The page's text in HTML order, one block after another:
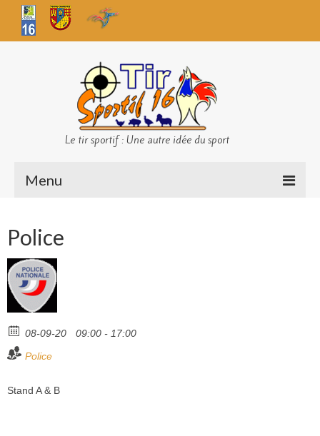
Le tir sportif : Une autre idée du sport
Menu
Sécurité
Challenges TS 16
Bilan des championnats
Bénévoles
Boutique
Police
08-09-20
09:00 - 17:00
Police
Stand A & B